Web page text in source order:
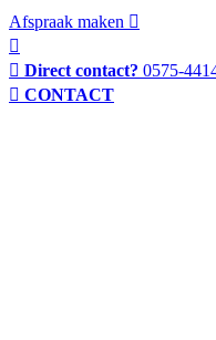
Afspraak maken
Direct contact? 0575-
CONTACT